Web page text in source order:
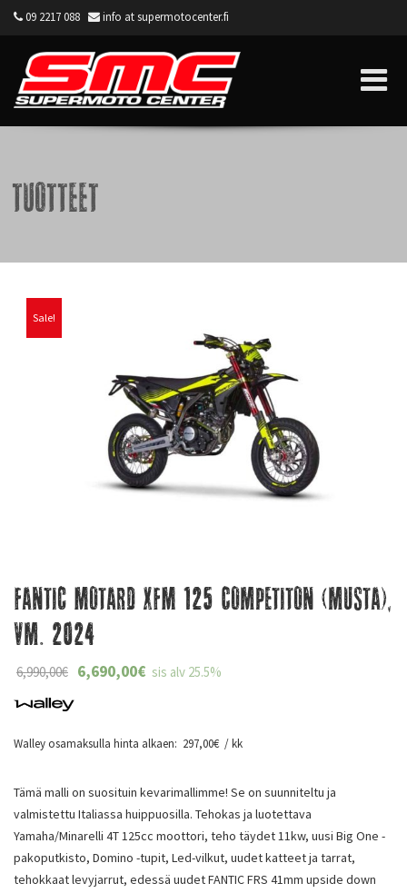
09 2217 088 info at supermotocenter.fi
Tuotteet
Sale!
Fantic Motard XFM 125 Competiton (musta),
Vm. 2024
6,990,00€ 6,690,00€ sis alv 25.5%
Walley osamaksulla hinta alkaen: 297,00€ / kk
Tämä malli on suosituin kevarimallimme! Se on suunniteltu ja
valmistettu Italiassa huippuosilla. Tehokas ja luotettava
Yamaha/Minarelli 4T 125cc moottori, teho täydet 11kw, uusi Big One -
pakoputkisto, Domino -tupit, Led-vilkut, uudet katteet ja tarrat,
tehokkaat levyjarrut, edessä uudet FANTIC FRS 41mm upside down